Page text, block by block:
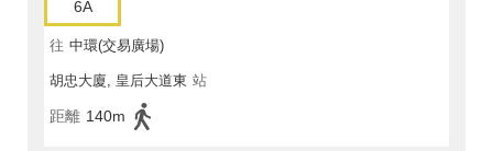
6A
往 中環(交易廣場)
胡忠大廈, 皇后大道東 站
距離 140m